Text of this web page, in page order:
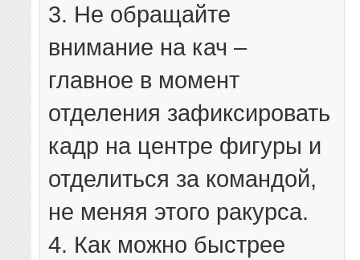
3. Не обращайте
внимание на кач –
главное в момент
отделения зафиксировать
кадр на центре фигуры и
отделиться за командой,
не меняя этого ракурса.
4. Как можно быстрее